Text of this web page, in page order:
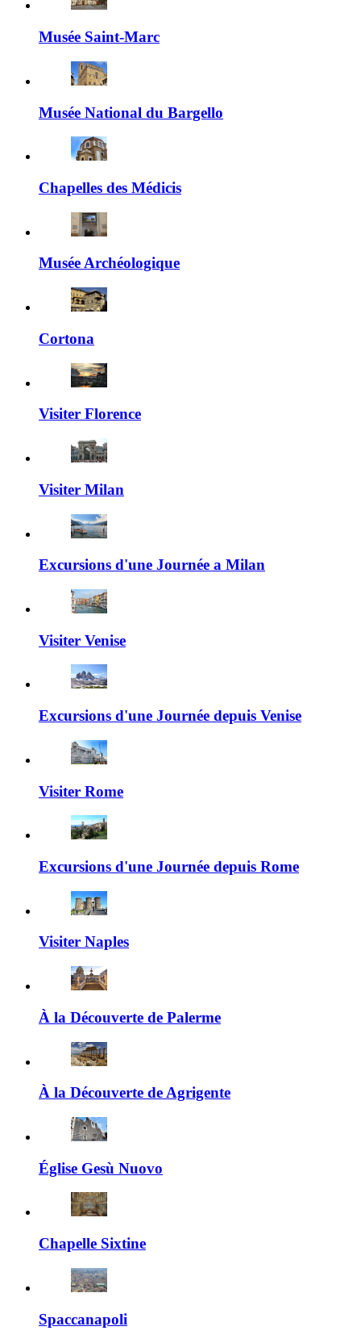
Musée Saint-Marc
Musée National du Bargello
Chapelles des Médicis
Musée Archéologique
Cortona
Visiter Florence
Visiter Milan
Excursions d'une Journée a Milan
Visiter Venise
Excursions d'une Journée depuis Venise
Visiter Rome
Excursions d'une Journée depuis Rome
Visiter Naples
À la Découverte de Palerme
À la Découverte de Agrigente
Église Gesù Nuovo
Chapelle Sixtine
Spaccanapoli